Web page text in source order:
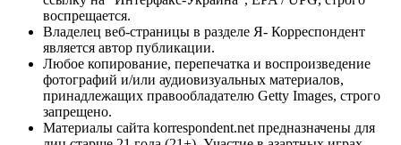
воспрещается.
Владелец веб-страницы в разделе Я- Корреспондент
является автор публикации.
Любое копирование, перепечатка и воспроизведение
фотографий и/или аудиовизуальных материалов,
принадлежащих правообладателю Getty Images, строго
запрещено.
Материалы сайта korrespondent.net предназначены для